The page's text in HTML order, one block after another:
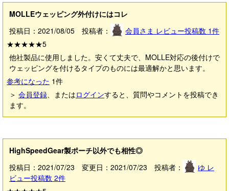
MOLLEウェッピング外付けにはコレ
投稿日：2021/08/05 投稿者：
会員さま レビュー投稿数 1件
★★★★★5
他社製品に使用しました。安くて丈夫で、MOLLE対応の後付けで
ウェッピングを付けるタイプのものには最適解かと思います。
参考になった 1件
＞ 会員登録、またはログインすると、質問やコメントを投稿でき
ます。
HighSpeedGear製ポーチ以外でも相性◎
投稿日：2021/07/23 変更日：2021/07/23 投稿者：
ゆ レ
ビュー投稿数 2件